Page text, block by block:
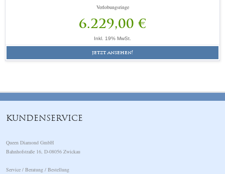
Verlobungsringe
6.229,00 €
Inkl. 19% MwSt.
jetzt ansehen!
KUNDENSERVICE
Queen Diamond GmbH
Bahnhofstraße 16, D-08056 Zwickau
Service / Beratung / Bestellung